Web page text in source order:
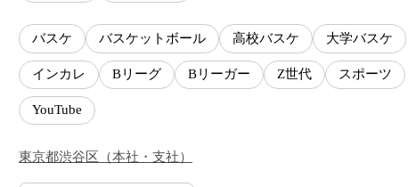
バスケ バスケットボール 高校バスケ 大学バスケ
インカレ Bリーグ Bリーガー Z世代 スポーツ
YouTube
東京都渋谷区 （本社・支社）